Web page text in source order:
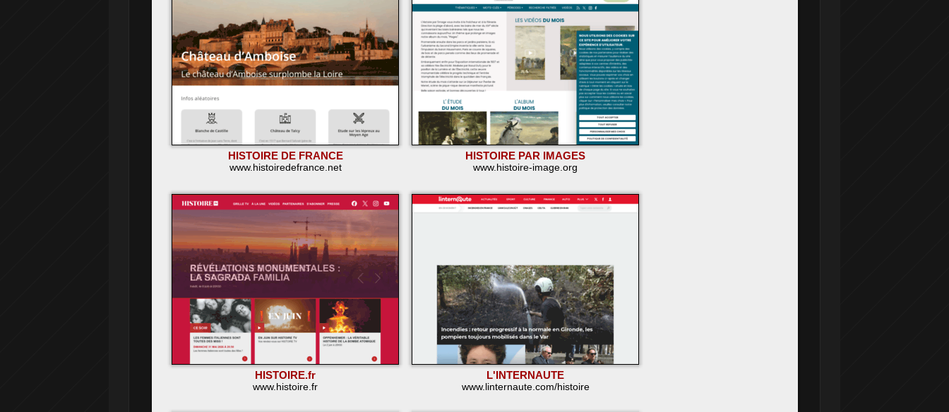
HISTOIRE DE FRANCE
www.histoiredefrance.net
HISTOIRE PAR IMAGES
www.histoire-image.org
HISTOIRE.fr
www.histoire.fr
L'INTERNAUTE
www.linternaute.com/histoire